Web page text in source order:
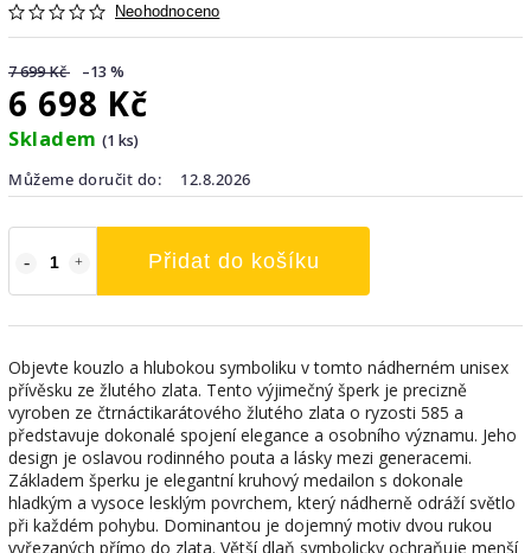
Neohodnoceno
7 699 Kč –13 %
6 698 Kč
Skladem (1 ks)
Můžeme doručit do:
12.8.2026
Přidat do košíku
Objevte kouzlo a hlubokou symboliku v tomto nádherném unisex
přívěsku ze žlutého zlata. Tento výjimečný šperk je precizně
vyroben ze čtrnáctikarátového žlutého zlata o ryzosti 585 a
představuje dokonalé spojení elegance a osobního významu. Jeho
design je oslavou rodinného pouta a lásky mezi generacemi.
Základem šperku je elegantní kruhový medailon s dokonale
hladkým a vysoce lesklým povrchem, který nádherně odráží světlo
při každém pohybu. Dominantou je dojemný motiv dvou rukou
vyřezaných přímo do zlata. Větší dlaň symbolicky ochraňuje menší